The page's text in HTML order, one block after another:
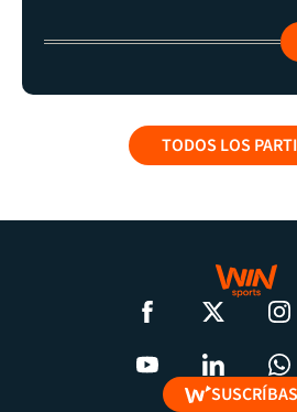
TODOS LOS